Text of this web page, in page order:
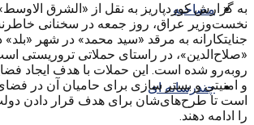
مصاحبه
چندرسانه ای
به گزارش کوردپاریز به نقل از «الشرق
نخست‌وزیر عراق، روز جمعه در سخنانی
جنایتکارانه‌ به مرقد «سید محمد» در شهر «بلد»
«صلاح‌الدین»، در راستای حملاتی تروریستی
روبه‌رو شده است. این حملات با هدف ایجاد
و امنیتی و بستر سازی برای حامیان آن در
است تا طرح‌های‌شان برای هدف قرار دادن
را ادامه دهند.